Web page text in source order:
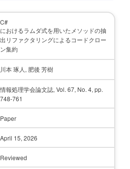
C#
におけるラムダ式を用いたメソッドの抽
出リファクタリングによるコードクロー
ン集約
川本 琢人, 肥後 芳樹
情報処理学会論文誌, Vol. 67, No. 4, pp.
748-761
Paper
April 15, 2026
Reviewed